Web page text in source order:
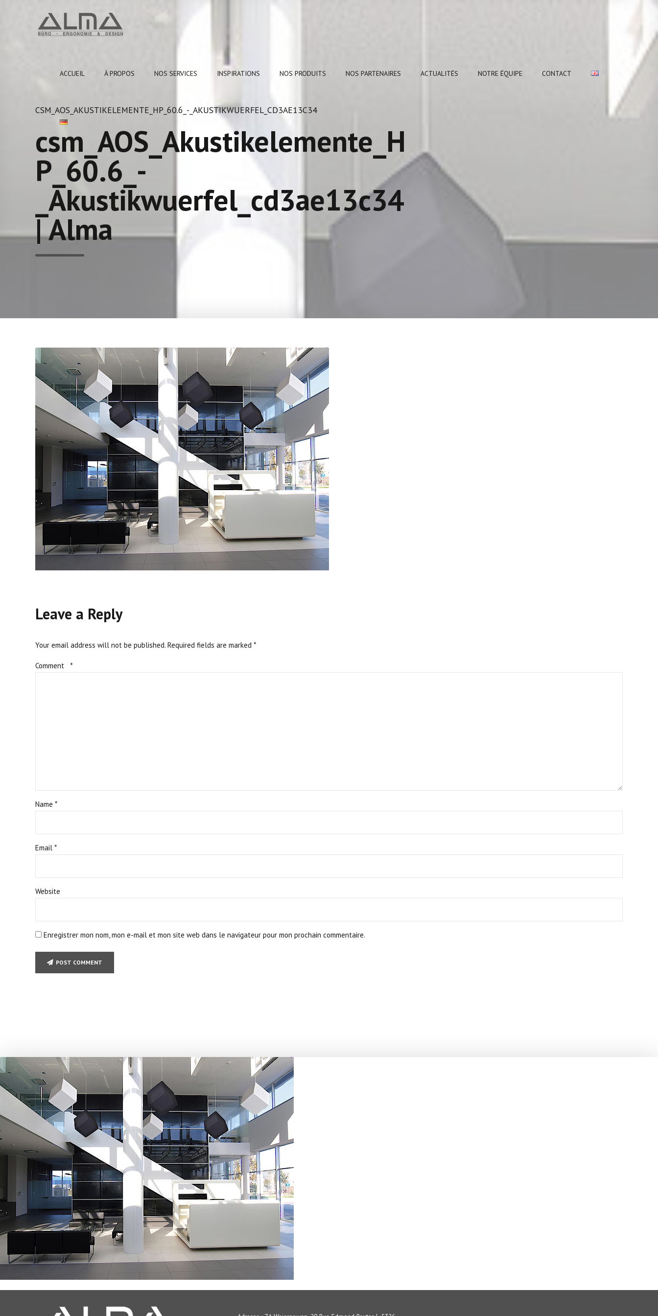
ACCUEIL À PROPOS NOS SERVICES INSPIRATIONS NOS PRODUITS NOS PARTENAIRES ACTUALITÉS NOTRE ÉQUIPE CONTACT
CSM_AOS_AKUSTIKELEMENTE_HP_60.6_-_AKUSTIKWUERFEL_CD3AE13C34
csm_AOS_Akustikelemente_H
P_60.6_-
_Akustikwuerfel_cd3ae13c34
| Alma
Leave a Reply
Your email address will not be published. Required fields are marked *
Comment *
Name *
Email *
Website
Enregistrer mon nom, mon e-mail et mon site web dans le navigateur pour mon prochain commentaire.
POST COMMENT